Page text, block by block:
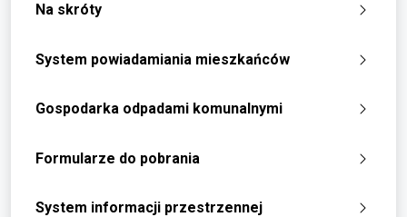
Na skróty
System powiadamiania mieszkańców
Gospodarka odpadami komunalnymi
Formularze do pobrania
System informacji przestrzennej